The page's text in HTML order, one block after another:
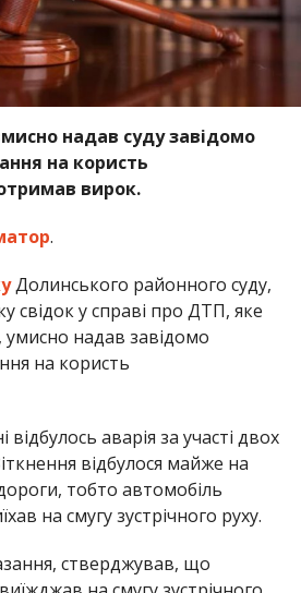
надав суду завідомо
на користь
вирок.
.
Долинського районного суду,
свідок у справі про ДТП, яке
умисно надав завідомо
на користь
аварія за участі двох
відбулося майже на
тобто автомобіль
на смугу зустрічного руху.
стверджував, що